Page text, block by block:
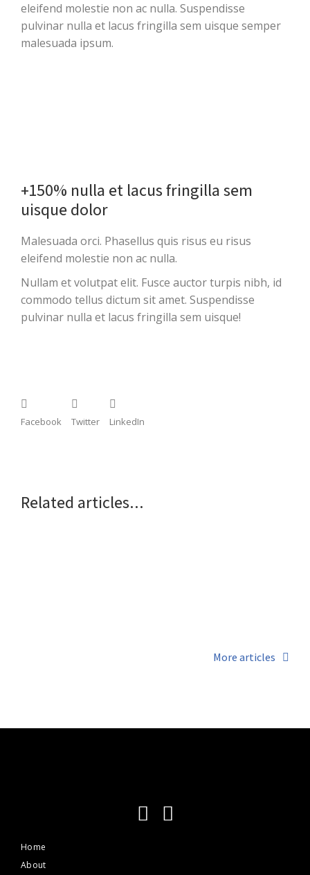
eleifend molestie non ac nulla. Suspendisse
pulvinar nulla et lacus fringilla sem uisque semper
malesuada ipsum.
+150% nulla et lacus fringilla sem
uisque dolor
Malesuada orci. Phasellus quis risus eu risus
eleifend molestie non ac nulla.
Nullam et volutpat elit. Fusce auctor turpis nibh, id
commodo tellus dictum sit amet. Suspendisse
pulvinar nulla et lacus fringilla sem uisque!
Facebook Twitter LinkedIn
Related articles...
More articles
Home
About